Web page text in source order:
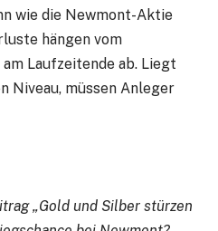
wie die Newmont-Aktie
hängen vom
Laufzeitende ab. Liegt
Niveau, müssen Anleger
„Gold und Silber stürzen